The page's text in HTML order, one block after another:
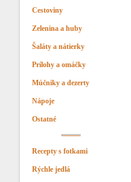
Cestoviny
Zelenina a huby
Šaláty a nátierky
Prílohy a omáčky
Múčniky a dezerty
Nápoje
Ostatné
Recepty s fotkami
Rýchle jedlá